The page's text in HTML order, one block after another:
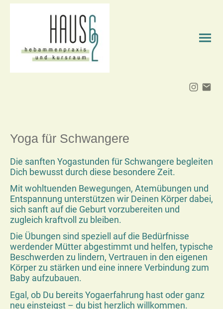
Yoga für Schwangere
Die sanften Yogastunden für Schwangere begleiten
Dich bewusst durch diese besondere Zeit.
Mit wohltuenden Bewegungen, Atemübungen und
Entspannung unterstützen wir Deinen Körper dabei,
sich sanft auf die Geburt vorzubereiten und
zugleich kraftvoll zu bleiben.
Die Übungen sind speziell auf die Bedürfnisse
werdender Mütter abgestimmt und helfen, typische
Beschwerden zu lindern, Vertrauen in den eigenen
Körper zu stärken und eine innere Verbindung zum
Baby aufzubauen.
Egal, ob Du bereits Yogaerfahrung hast oder ganz
neu einsteigst – du bist herzlich willkommen.